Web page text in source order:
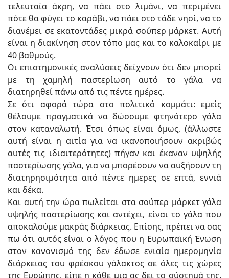
τελευταία άκρη, να πάει στο λιμάνι, να περιμένει
πότε θα φύγει το καράβι, να πάει στο τάδε νησί, να το
διανέμει σε εκατοντάδες μικρά σούπερ μάρκετ. Αυτή
είναι η διακίνηση στον τόπο μας και το καλοκαίρι με
40 βαθμούς.
Οι επιστημονικές αναλύσεις δείχνουν ότι δεν μπορεί
με τη χαμηλή παστερίωση αυτό το γάλα να
διατηρηθεί πάνω από τις πέντε ημέρες.
Σε ότι αφορά τώρα στο πολιτικό κομμάτι: εμείς
θέλουμε πραγματικά να δώσουμε φτηνότερο γάλα
στον καταναλωτή. Έτσι όπως είναι όμως, (άλλωστε
αυτή είναι η αιτία για να ικανοποιήσουν ακριβώς
αυτές τις ιδιαιτερότητες) πήγαν και έκαναν υψηλής
παστερίωσης γάλα, για να μπορέσουν να αυξήσουν τη
διατηρησιμότητα από πέντε ημερες σε επτά, εννιά
και δέκα.
Και αυτή την ώρα πωλείται στα σούπερ μάρκετ γάλα
υψηλής παστερίωσης και αντέχει, είναι το γάλα που
αποκαλούμε μακράς διάρκειας. Επίσης, πρέπει να σας
πω ότι αυτός είναι ο λόγος που η Ευρωπαϊκή Ένωση
στον κανονισμό της δεν έδωσε ενιαία ημερομηνία
διάρκειας του φρέσκου γάλακτος σε όλες τις χώρες
της Ευρώπης, είπε η κάθε μια ας δει το σύστημά της,